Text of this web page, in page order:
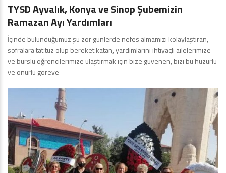
TYSD Ayvalık, Konya ve Sinop Şubemizin
Ramazan Ayı Yardımları
İçinde bulunduğumuz şu zor günlerde nefes almamızı kolaylaştıran,
sofralara tat tuz olup bereket katan, yardımlarını ihtiyaçlı ailelerimize
ve burslu öğrencilerimize ulaştırmak için bize güvenen, bizi bu huzurlu
ve onurlu göreve